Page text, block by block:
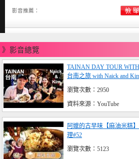
影音推薦：
》影音總覽
TAINAN DAY TOUR
台南之旅 with Naick and
瀏覽次數：2950
資料來源：YouTube
阿嬤的古早味【麻油米糕
理#52
瀏覽次數：5123